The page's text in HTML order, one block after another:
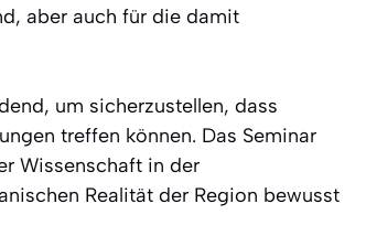
aber auch für die damit
um sicherzustellen, dass
treffen können. Das Seminar
Wissenschaft in der
Realität der Region bewusst